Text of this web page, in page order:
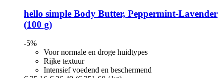
hello simple Body Butter, Peppermint-​Lavender
(100 g)
-5%
Voor normale en droge huidtypes
Rijke textuur
Intensief voedend en beschermend